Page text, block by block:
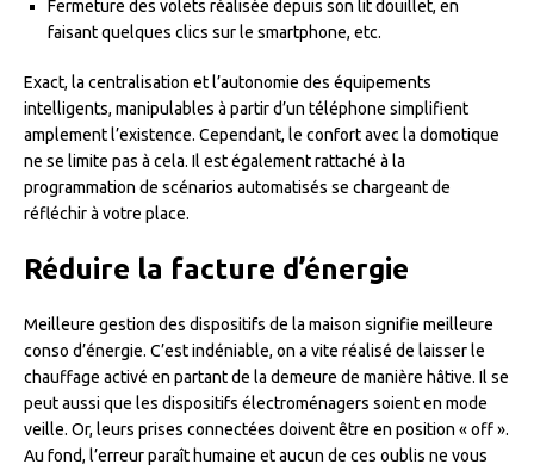
Fermeture des volets réalisée depuis son lit douillet, en
faisant quelques clics sur le smartphone, etc.
Exact, la centralisation et l’autonomie des équipements
intelligents, manipulables à partir d’un téléphone simplifient
amplement l’existence. Cependant, le confort avec la domotique
ne se limite pas à cela. Il est également rattaché à la
programmation de scénarios automatisés se chargeant de
réfléchir à votre place.
Réduire la facture d’énergie
Meilleure gestion des dispositifs de la maison signifie meilleure
conso d’énergie. C’est indéniable, on a vite réalisé de laisser le
chauffage activé en partant de la demeure de manière hâtive. Il se
peut aussi que les dispositifs électroménagers soient en mode
veille. Or, leurs prises connectées doivent être en position « off ».
Au fond, l’erreur paraît humaine et aucun de ces oublis ne vous